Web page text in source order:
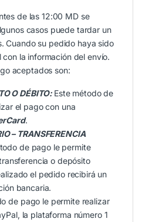
de las 12:00 MD se
casos puede tardar un
Cuando su pedido haya sido
la información del envío.
aceptados son:
O DÉBITO: Este método de
el pago con una
.
– TRANSFERENCIA
de pago le permite
o depósito
el pedido recibirá un
bancaria.
de pago le permite realizar
la plataforma número 1